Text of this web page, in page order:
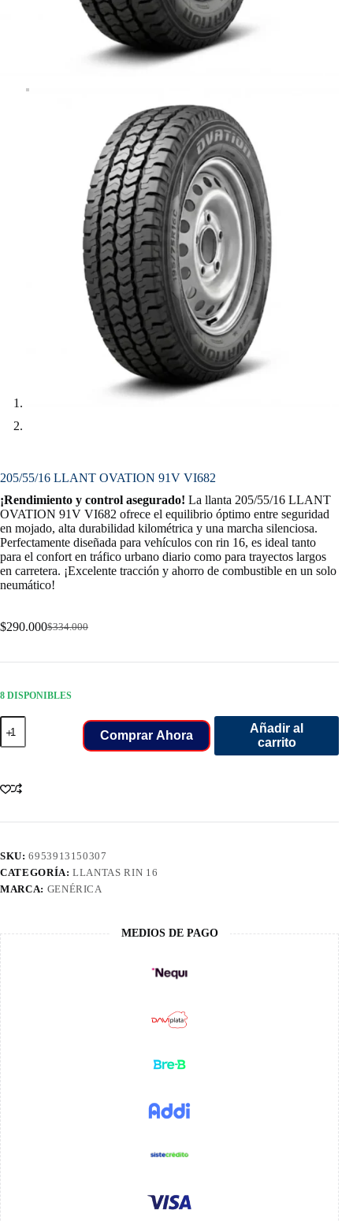
205/55/16 LLANT OVATION 91V VI682
¡Rendimiento y control asegurado! La llanta 205/55/16 LLANT
OVATION 91V VI682 ofrece el equilibrio óptimo entre seguridad
en mojado, alta durabilidad kilométrica y una marcha silenciosa.
Perfectamente diseñada para vehículos con rin 16, es ideal tanto
para el confort en tráfico urbano diario como para trayectos largos
en carretera. ¡Excelente tracción y ahorro de combustible en un solo
neumático!
$334.000
Original
was:
$290.000Current
is:
8 DISPONIBLES
205/55/16
LLANT
OVATION
cantidad
Comprar Ahora
Añadir al
carrito
SKU:6953913150307
CATEGORÍA:LLANTAS RIN 16
MARCA: GENÉRICA
MEDIOS DE PAGO